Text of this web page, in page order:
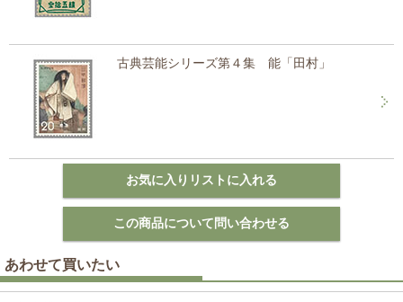
古典芸能シリーズ第４集 能「田村」
あわせて買いたい